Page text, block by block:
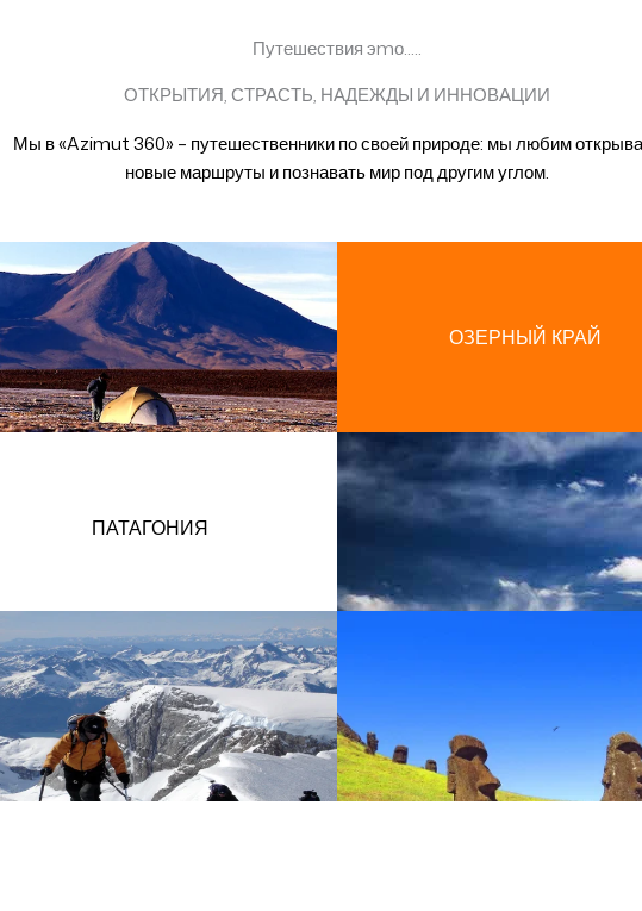
Путешествия эmо.....
ОТКРЫТИЯ, СТРАСТЬ, НАДЕЖДЫ И ИННОВАЦИИ
Мы в «Azimut 360» – путешественники по своей природе: мы любим
новые маршруты и познавать мир под другим углом.
ОЗЕРНЫЙ КРАЙ
ПАТАГОНИЯ